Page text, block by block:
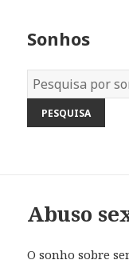
Sonhos
Dicionário
dos
Sonhos:
Abuso
O sonho sobre